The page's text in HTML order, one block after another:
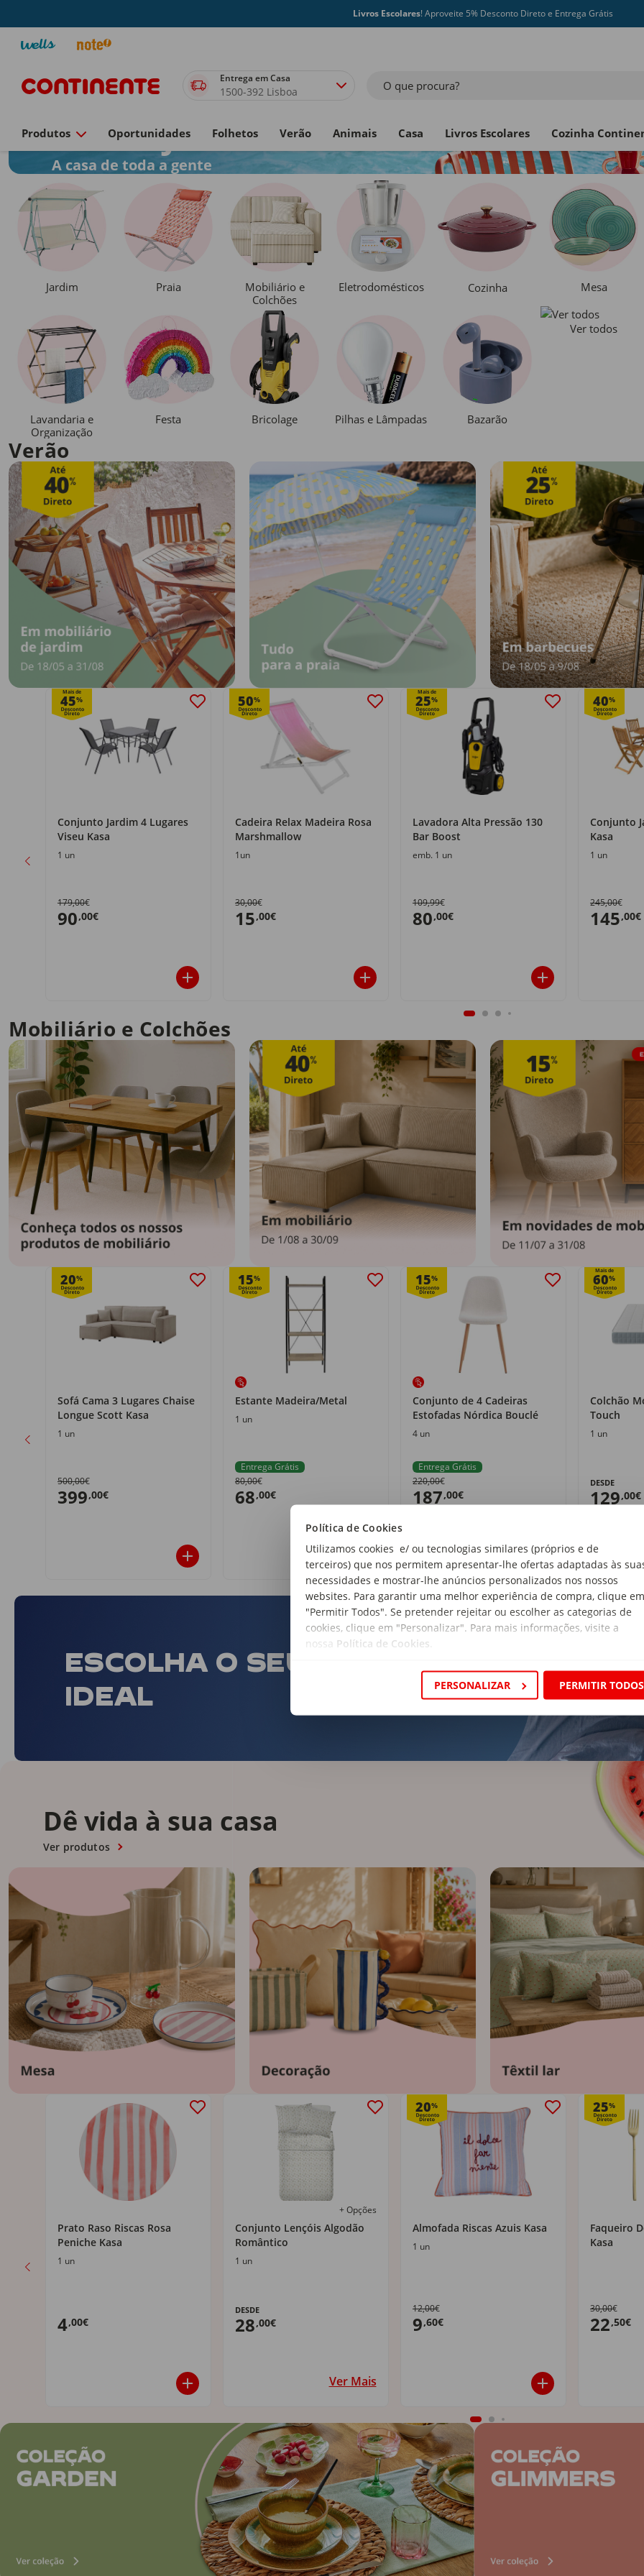
Política de Cookies
Utilizamos cookies e/ ou tecnologias similares (próprios e de
terceiros) que nos permitem apresentar-lhe ofertas adaptadas às
necessidades e mostrar-lhe anúncios personalizados nos nossos
websites. Para garantir uma melhor experiência de compra, clique em
"Permitir Todos". Se pretender rejeitar ou escolher as categorias de
cookies, clique em "Personalizar". Para mais informações, visite a
nossa Política de Cookies
PERSONALIZAR PERMITIR TODOS
Livros Escolares! Aproveite 5% Desconto Direto e Entrega Grátis
Entrega em Casa
1500-392 Lisboa O que procura?
Produtos Oportunidades Folhetos Verão Animais Casa Livros Escolares Cozinha
Casa e Jardim
A casa de toda a gente
Jardim Praia
Mobiliário e
Colchões
Eletrodomésticos Cozinha Mesa
Lavandaria e
Organização
Festa Bricolage Pilhas e Lâmpadas Bazarão
Ver todos
Verão
Mais de
45%
Conjunto Jardim 4 Lugares
Viseu Kasa
1 un
179,00€
90,00€
50%
Cadeira Relax Madeira Rosa
Marshmallow
1un
30,00€
15,00€
Mais de
25%
Lavadora Alta Pressão 130
Bar Boost
emb. 1 un
109,99€
80,00€
40%
Conjunto
Kasa
1 un
245,00€
145,00€
Mobiliário e Colchões
20%
Sofá Cama 3 Lugares Chaise
Longue Scott Kasa
1 un
500,00€
399,00€
15%
Estante Madeira/Metal
1 un
Entrega Grátis
80,00€
68,00€
15%
Conjunto de 4 Cadeiras
Estofadas Nórdica Bouclé
4 un
Entrega Grátis
220,00€
187,00€
Mais de
60%
Colchão
Touch
1 un
DESDE
129,00€
ESCOLHA O SEU COLCHÃO
IDEAL
Dê vida à sua casa
Ver produtos
Prato Raso Riscas Rosa
Peniche Kasa
1 un
4,00€
+ Opções
Conjunto Lençóis Algodão
Romântico
1 un
DESDE
28,00€
Ver Mais
20%
Almofada Riscas Azuis Kasa
1 un
12,00€
9,60€
25%
Faqueiro
Kasa
30,00€
22,50€